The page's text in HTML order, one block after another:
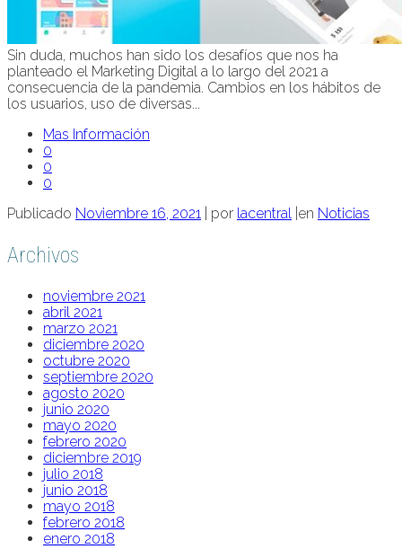
Sin duda, muchos han sido los desafíos que nos ha
planteado el Marketing Digital a lo largo del 2021 a
consecuencia de la pandemia. Cambios en los hábitos de
los usuarios, uso de diversas...
Mas Información
0
0
0
Publicado Noviembre 16, 2021 por lacentral en Noticias
Archivos
noviembre 2021
abril 2021
marzo 2021
diciembre 2020
octubre 2020
septiembre 2020
agosto 2020
junio 2020
mayo 2020
febrero 2020
diciembre 2019
julio 2018
junio 2018
mayo 2018
febrero 2018
enero 2018